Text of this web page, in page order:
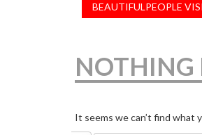
BEAUTIFULPEOPLE
NOTHING
It seems we can’t find what